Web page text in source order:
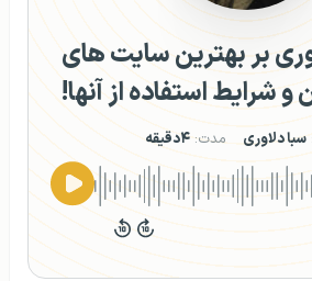
بر بهترین سایت های
و شرایط استفاده از آنها!
سبا دلاوری مدت:۴دقیقه